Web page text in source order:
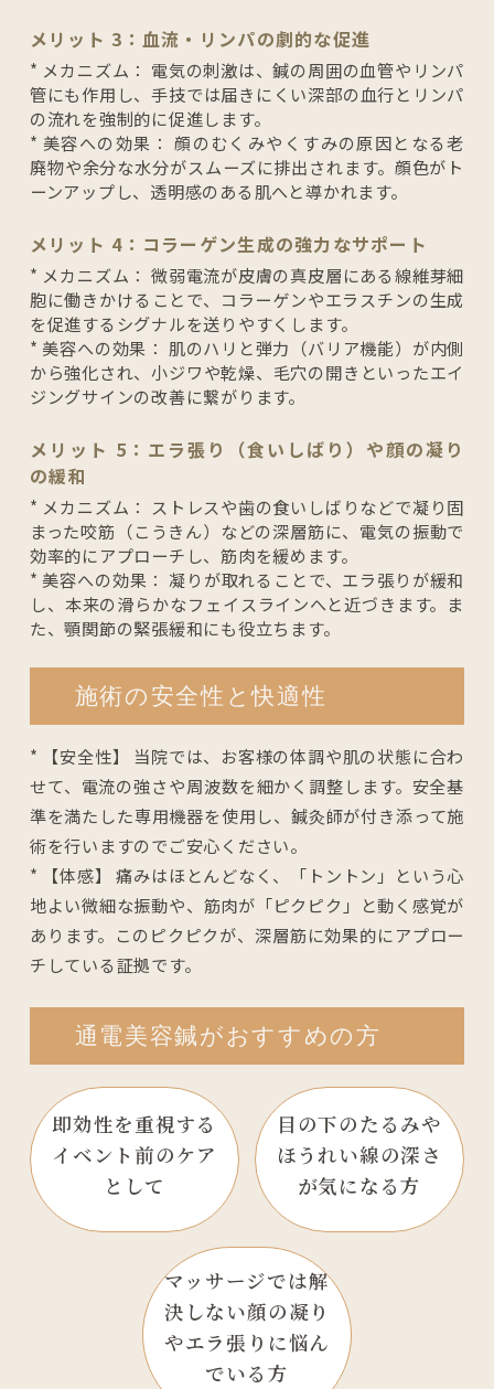
メリット 3：血流・リンパの劇的な促進
* メカニズム： 電気の刺激は、鍼の周囲の血管やリンパ
管にも作用し、手技では届きにくい深部の血行とリンパ
の流れを強制的に促進します。
* 美容への効果： 顔のむくみやくすみの原因となる老
廃物や余分な水分がスムーズに排出されます。顔色がト
ーンアップし、透明感のある肌へと導かれます。
メリット 4：コラーゲン生成の強力なサポート
* メカニズム： 微弱電流が皮膚の真皮層にある線維芽細
胞に働きかけることで、コラーゲンやエラスチンの生成
を促進するシグナルを送りやすくします。
* 美容への効果： 肌のハリと弾力（バリア機能）が内側
から強化され、小ジワや乾燥、毛穴の開きといったエイ
ジングサインの改善に繋がります。
メリット 5：エラ張り（食いしばり）や顔の凝り
の緩和
* メカニズム： ストレスや歯の食いしばりなどで凝り固
まった咬筋（こうきん）などの深層筋に、電気の振動で
効率的にアプローチし、筋肉を緩めます。
* 美容への効果： 凝りが取れることで、エラ張りが緩和
し、本来の滑らかなフェイスラインへと近づきます。ま
た、顎関節の緊張緩和にも役立ちます。
施術の安全性と快適性
* 【安全性】 当院では、お客様の体調や肌の状態に合わ
せて、電流の強さや周波数を細かく調整します。安全基
準を満たした専用機器を使用し、鍼灸師が付き添って施
術を行いますのでご安心ください。
* 【体感】 痛みはほとんどなく、「トントン」という心
地よい微細な振動や、筋肉が「ピクピク」と動く感覚が
あります。このピクピクが、深層筋に効果的にアプロー
チしている証拠です。
通電美容鍼がおすすめの方
即効性を重視する
イベント前のケア
として
目の下のたるみや
ほうれい線の深さ
が気になる方
マッサージでは解
決しない顔の凝り
やエラ張りに悩ん
でいる方